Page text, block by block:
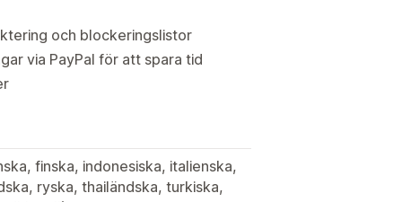
och blockeringslistor
via PayPal för att spara tid
finska, indonesiska, italienska,
ryska, thailändska, turkiska,